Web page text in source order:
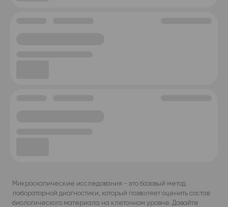
Микроскопические исследования - это базовый метод
лабораторной диагностики, который позволяет оценить состав
биологического материала на клеточном уровне. Давайте